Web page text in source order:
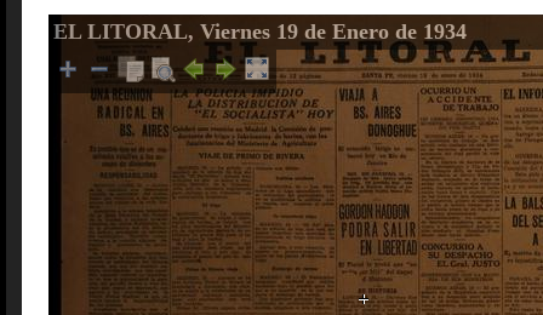
EL LITORAL, Viernes 19 de Enero de 1934